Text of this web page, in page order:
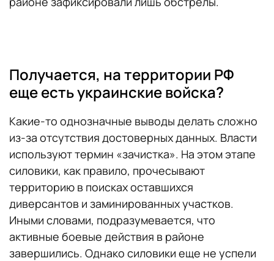
Получается, на территории РФ
еще есть украинские войска?
Какие-то однозначные выводы делать сложно
из-за отсутствия достоверных данных. Власти
используют термин «зачистка». На этом этапе
силовики, как правило, прочесывают
территорию в поисках оставшихся
диверсантов и заминированных участков.
Иными словами, подразумевается, что
активные боевые действия в районе
завершились. Однако силовики еще не успели